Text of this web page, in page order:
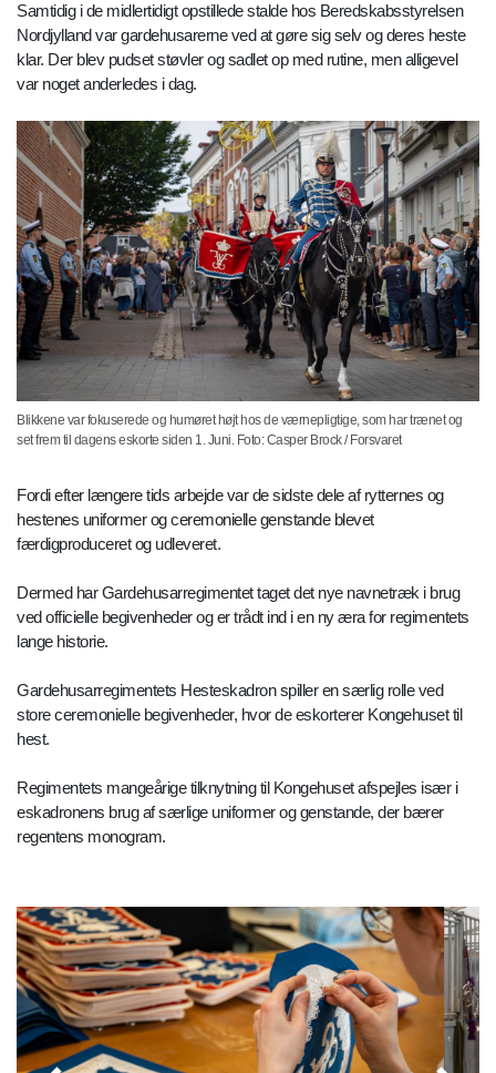
Samtidig i de midlertidigt opstillede stalde hos Beredskabsstyrelsen
Nordjylland var gardehusarerne ved at gøre sig selv og deres heste
klar. Der blev pudset støvler og sadlet op med rutine, men alligevel
var noget anderledes i dag.
Blikkene var fokuserede og humøret højt hos de værnepligtige, som har trænet og
set frem til dagens eskorte siden 1. Juni. Foto: Casper Brock / Forsvaret
Fordi efter længere tids arbejde var de sidste dele af rytternes og
hestenes uniformer og ceremonielle genstande blevet
færdigproduceret og udleveret.
Dermed har Gardehusarregimentet taget det nye navnetræk i brug
ved officielle begivenheder og er trådt ind i en ny æra for regimentets
lange historie.
Gardehusarregimentets Hesteskadron spiller en særlig rolle ved
store ceremonielle begivenheder, hvor de eskorterer Kongehuset til
hest.
Regimentets mangeårige tilknytning til Kongehuset afspejles især i
eskadronens brug af særlige uniformer og genstande, der bærer
regentens monogram.